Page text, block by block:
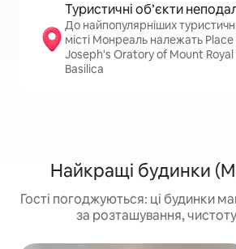
Туристичні об’єкти
До найпопулярніших
місті Монреаль належать
Joseph's Oratory of Mount Royal
Basilica
Найкращі будинки
Гості погоджуються: ці будинки
за розташування,